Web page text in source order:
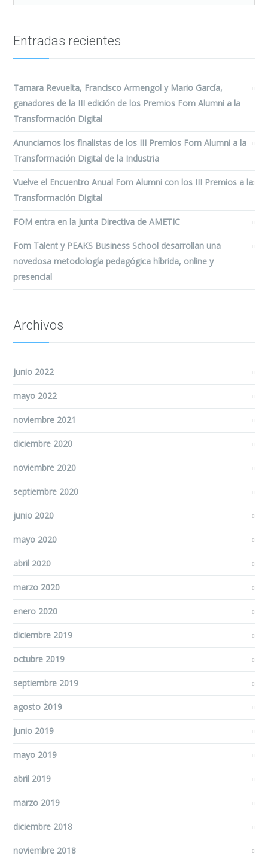
Entradas recientes
Tamara Revuelta, Francisco Armengol y Mario García,
ganadores de la III edición de los Premios Fom Alumni a la
Transformación Digital
Anunciamos los finalistas de los III Premios Fom Alumni a la
Transformación Digital de la Industria
Vuelve el Encuentro Anual Fom Alumni con los III Premios a la
Transformación Digital
FOM entra en la Junta Directiva de AMETIC
Fom Talent y PEAKS Business School desarrollan una
novedosa metodología pedagógica híbrida, online y
presencial
Archivos
junio 2022
mayo 2022
noviembre 2021
diciembre 2020
noviembre 2020
septiembre 2020
junio 2020
mayo 2020
abril 2020
marzo 2020
enero 2020
diciembre 2019
octubre 2019
septiembre 2019
agosto 2019
junio 2019
mayo 2019
abril 2019
marzo 2019
diciembre 2018
noviembre 2018